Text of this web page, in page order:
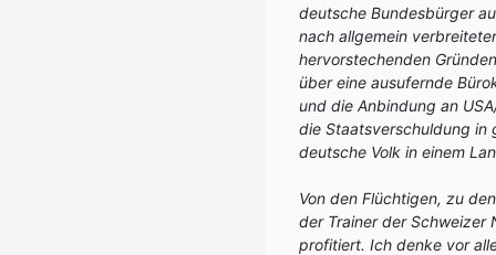
deutsche Bundesbürger
nach allgemein
hervorstechenden
über eine ausufernde
und die Anbindung an
die Staatsverschuldung in
deutsche Volk in einem
Von den Flüchtigen, zu
der Trainer der Schweizer
profitiert. Ich denke vor